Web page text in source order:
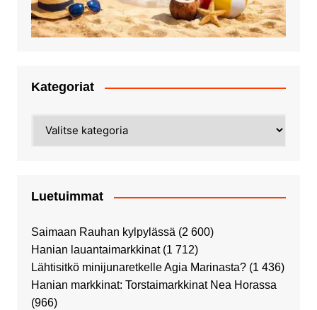
Kategoriat
Luetuimmat
Saimaan Rauhan kylpylässä (2 600)
Hanian lauantaimarkkinat (1 712)
Lähtisitkö minijunaretkelle Agia Marinasta? (1 436)
Hanian markkinat: Torstaimarkkinat Nea Horassa
(966)